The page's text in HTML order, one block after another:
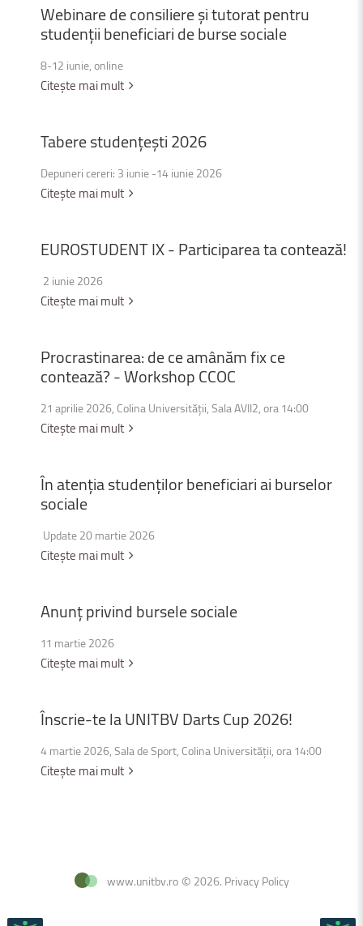
Webinaredeconsiliereșitutoratpentru
studențiibeneficiaridebursesociale
8-12 iunie, online
Citește mai mult
Taberestudențești2026
Depuneri cereri: 3 iunie -14 iunie 2026
Citește mai mult
EUROSTUDENTIX-Participareatacontează!
2 iunie 2026
Citește mai mult
Procrastinarea:deceamânămfixce
contează?-WorkshopCCOC
21 aprilie 2026, Colina Universității, Sala AVII2, ora 14:00
Citește mai mult
Înatențiastudențilorbeneficiariaiburselor
sociale
Update 20 martie 2026
Citește mai mult
Anunțprivindburselesociale
11 martie 2026
Citește mai mult
Înscrie-telaUNITBVDartsCup2026!
4 martie 2026, Sala de Sport, Colina Universității, ora 14:00
Citește mai mult
www.unitbv.ro © 2026. Privacy Policy